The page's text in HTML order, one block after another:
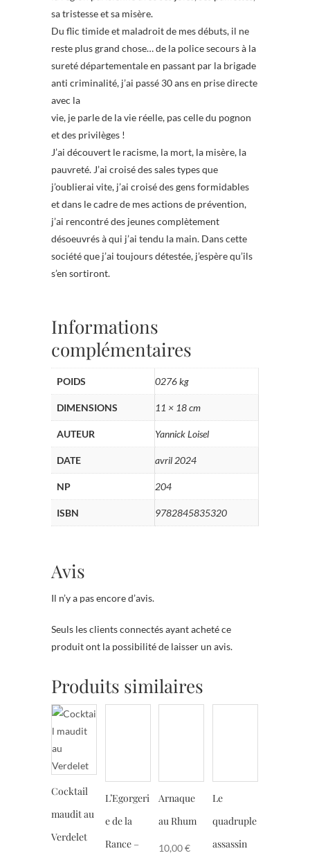
sa tristesse et sa misère.
Du flic timide et maladroit de mes débuts, il ne
reste plus grand chose… de la police secours à la
sureté départementale en passant par la brigade
anti criminalité, j’ai passé 30 ans en prise directe
avec la
vie, je parle de la vie réelle, pas celle du pognon
et des privilèges !
J’ai découvert le racisme, la mort, la misère, la
pauvreté. J’ai croisé des sales types que
j’oublierai vite, j’ai croisé des gens formidables
et dans le cadre de mes actions de prévention,
j’ai rencontré des jeunes complètement
désoeuvrés à qui j’ai tendu la main. Dans cette
société que j’ai toujours détestée, j’espère qu’ils
s’en sortiront.
Informations
complémentaires
POIDS 0276 kg
DIMENSIONS 11 × 18 cm
AUTEUR Yannick Loisel
DATE avril 2024
NP 204
ISBN 9782845835320
Avis
Il n’y a pas encore d’avis.
Seuls les clients connectés ayant acheté ce
produit ont la possibilité de laisser un avis.
Produits similaires
Cocktail
maudit au
Verdelet
L’Egorgeri
e de la
Rance –
Arnaque
au Rhum
10,00€
Le
quadruple
assassin